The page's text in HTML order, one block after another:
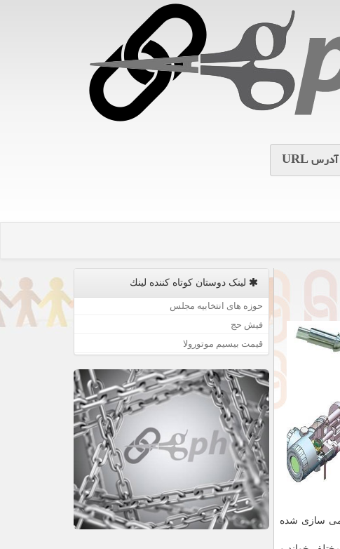
آدرسURL
نخستین نمونه ساخت شده (بومی سازی شده
لینک دوستان كوتاه كننده لینك
حوزه های انتخابیه مجلس
فیش حج
قیمت بیسیم موتورولا